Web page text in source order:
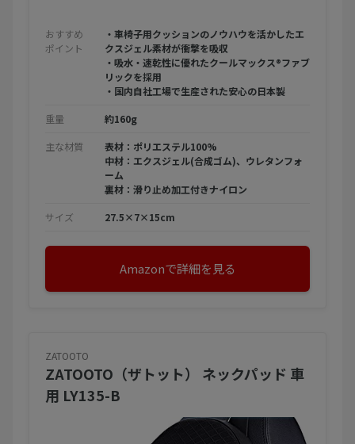
おすすめ
ポイント
・車椅子用クッションのノウハウを活かしたエ
クスジェル素材が衝撃を吸収
・吸水・速乾性に優れたクールマックス®ファブ
リックを採用
・国内自社工場で生産された安心の日本製
重量 約160g
主な材質
表材：ポリエステル100%
中材：エクスジェル(合成ゴム)、ウレタンフォ
ーム
裏材：滑り止め加工付きナイロン
サイズ 27.5×7×15cm
Amazonで詳細を見る
ZATOOTO
ZATOOTO（ザトット） ネックパッド 車
用 LY135-B